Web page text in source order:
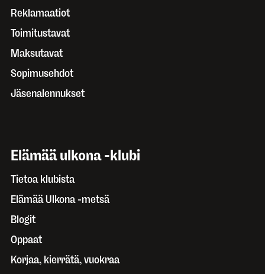
Reklamaatiot
Toimitustavat
Maksutavat
Sopimusehdot
Jäsenalennukset
Elämää ulkona -klubi
Tietoa klubista
Elämää Ulkona -metsä
Blogit
Oppaat
Korjaa, kierrätä, vuokraa